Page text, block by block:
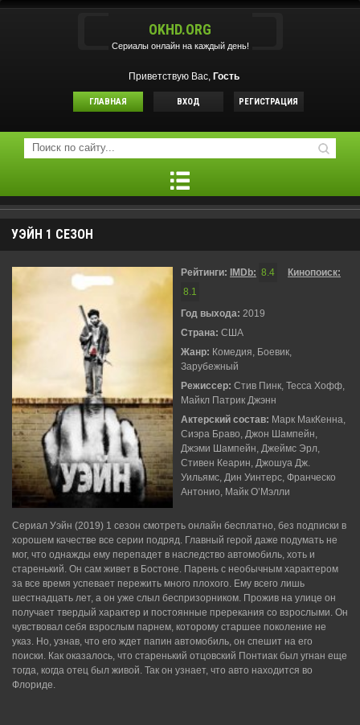
OKHD.ORG
Сериалы онлайн на каждый день!
Приветствую Вас, Гость
ГЛАВНАЯ ВХОД РЕГИСТРАЦИЯ
УЭЙН 1 СЕЗОН
Рейтинги: IMDb: 8.4
Кинопоиск:
8.1
Год выхода: 2019
Страна: США
Жанр: Комедия, Боевик,
Зарубежный
Режиссер: Стив Пинк, Тесса Хофф,
Майкл Патрик Джэнн
Актерский состав: Марк МакКенна,
Сиэра Браво, Джон Шампейн,
Джэми Шампейн, Джеймс Эрл,
Стивен Кеарин, Джошуа Дж.
Уильямс, Дин Уинтерс, Франческо
Антонио, Майк О’Мэлли
Сериал Уэйн (2019) 1 сезон смотреть онлайн бесплатно, без подписки в
хорошем качестве все серии подряд. Главный герой даже подумать не
мог, что однажды ему перепадет в наследство автомобиль, хоть и
старенький. Он сам живет в Бостоне. Парень с необычным характером
за все время успевает пережить много плохого. Ему всего лишь
шестнадцать лет, а он уже слыл беспризорником. Прожив на улице он
получает твердый характер и постоянные пререкания со взрослыми. Он
чувствовал себя взрослым парнем, которому старшее поколение не
указ. Но, узнав, что его ждет папин автомобиль, он спешит на его
поиски. Как оказалось, что старенький отцовский Понтиак был угнан еще
тогда, когда отец был живой. Так он узнает, что авто находится во
Флориде.